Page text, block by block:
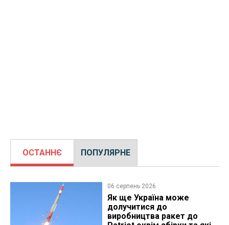
ОСТАННЄ ПОПУЛЯРНЕ
06 серпень 2026
Як ще Україна може
долучитися до
виробництва ракет до